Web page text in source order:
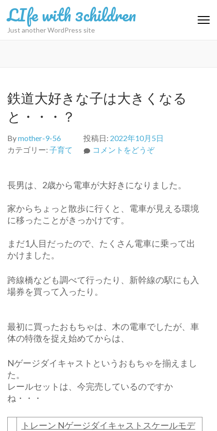
ン
ッ
(Enter
を
す)
LIfe with 3children
Just another WordPress site
鉄道大好きな子は大きくなる
と・・・？
Bymother-9-56 投稿日: 2022年10月5日
カテゴリー: 子育て コメントをどうぞ(鉄
好
な
大
な
長男は、2歳から電車が大好きになりました。
家からちょっと散歩に行くと、電車が見える環境
に移ったことがきっかけです。
まだ1人目だったので、たくさん電車に乗って出
かけました。
跨線橋なども調べて行ったり、新幹線の駅にも入
場券を買って入ったり。
最初に買ったおもちゃは、木の電車でしたが、車
体の特徴を捉え始めてからは、
Nゲージダイキャストというおもちゃを揃えまし
た。
レールセットは、今完売しているのですか
ね・・・
トレーン Nゲージダイキャストスケールモデ